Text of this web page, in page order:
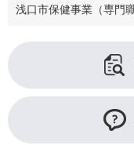
浅口市保健事業（専門